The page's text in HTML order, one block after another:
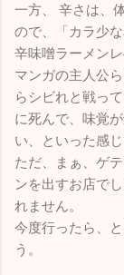
一方、 辛さは、
ので、「カラ少
辛味噌ラーメン
マンガの主人公
らシビれと戦っ
に死んで、味覚
い、といった感じ
ただ、まぁ、ゲ
ンを出すお店で
れません。
今度行ったら、
う。